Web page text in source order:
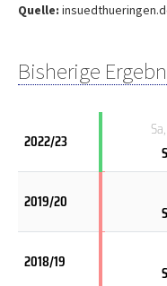
Quelle:
Bisherige
2022/23
2019/20
2018/19